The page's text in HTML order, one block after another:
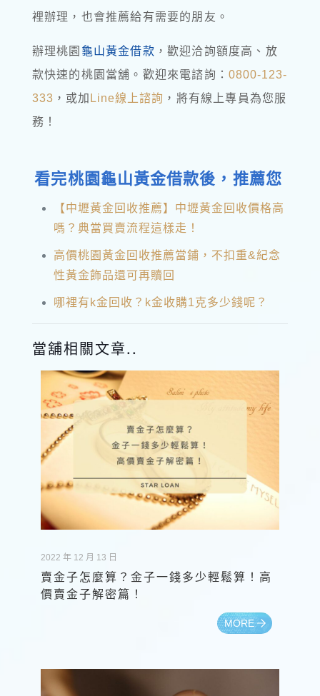
裡辦理，也會推薦給有需要的朋友。
辦理桃園 龜山黃金借款 ，歡迎洽詢額度高、放
款快速的桃園當舖。歡迎來電諮詢： 0800-123-
333 ，或加 Line線上諮詢 ，將有線上專員為您服
務！
看完桃園龜山黃金借款後，推薦您
【中壢黃金回收推薦】中壢黃金回收價格高
嗎？典當買賣流程這樣走！
高價桃園黃金回收推薦當鋪，不扣重&紀念
性黃金飾品還可再贖回
哪裡有k金回收？k金收購1克多少錢呢？
當舖相關文章..
2022 年 12 月 13 日
賣金子怎麼算？金子一錢多少輕鬆算！高
價賣金子解密篇！
MORE